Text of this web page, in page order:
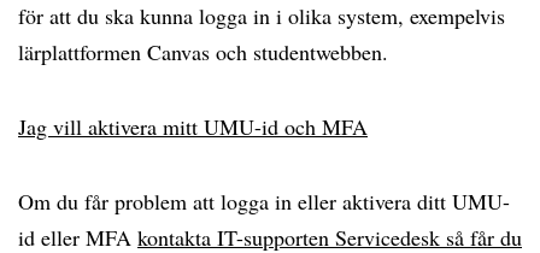
för att du ska kunna logga in i olika system, exempelvis
lärplattformen Canvas och studentwebben.
Jag vill aktivera mitt UMU-id och MFA
Om du får problem att logga in eller aktivera ditt UMU-
id eller MFA kontakta IT-supporten Servicedesk så får du